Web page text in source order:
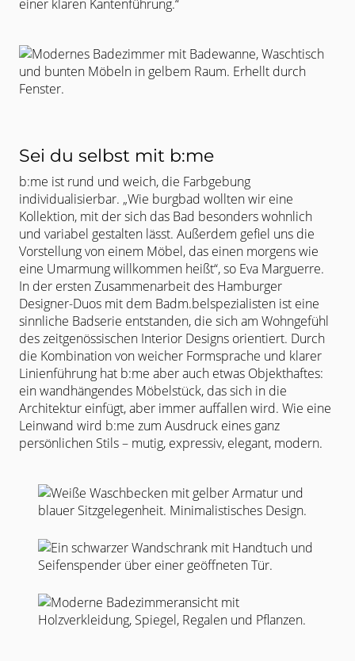
einer klaren Kantenführung.“
Sei du selbst mit b:me
b:me ist rund und weich, die Farbgebung
individualisierbar. „Wie burgbad wollten wir eine
Kollektion, mit der sich das Bad besonders wohnlich
und variabel gestalten lässt. Außerdem gefiel uns die
Vorstellung von einem Möbel, das einen morgens wie
eine Umarmung willkommen heißt“, so Eva Marguerre.
In der ersten Zusammenarbeit des Hamburger
Designer-Duos mit dem Badm.belspezialisten ist eine
sinnliche Badserie entstanden, die sich am Wohngefühl
des zeitgenössischen Interior Designs orientiert. Durch
die Kombination von weicher Formsprache und klarer
Linienführung hat b:me aber auch etwas Objekthaftes:
ein wandhängendes Möbelstück, das sich in die
Architektur einfügt, aber immer auffallen wird. Wie eine
Leinwand wird b:me zum Ausdruck eines ganz
persönlichen Stils – mutig, expressiv, elegant, modern.